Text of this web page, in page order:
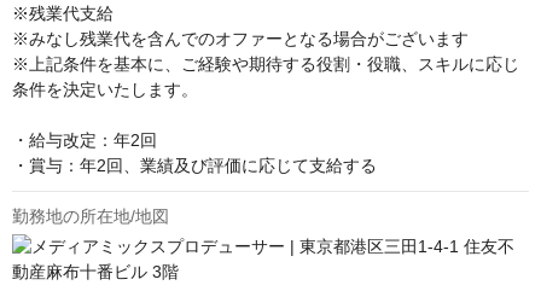
※残業代支給
※みなし残業代を含んでのオファーとなる場合がございます
※上記条件を基本に、ご経験や期待する役割・役職、スキルに応じ
条件を決定いたします。
・給与改定：年2回
・賞与：年2回、業績及び評価に応じて支給する
勤務地の所在地/地図